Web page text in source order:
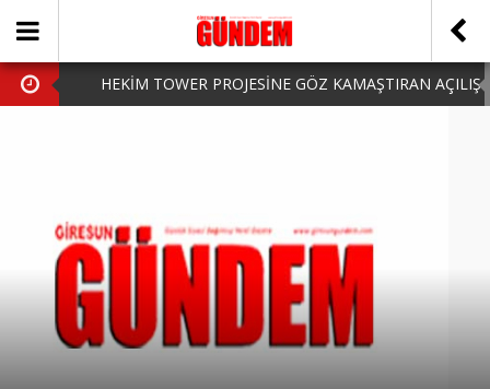
HEKİM TOWER PROJESİNE GÖZ KAMAŞTIRAN AÇILIŞ
HARUN CİCİ: VİDEOYU GÖRÜNCE GÖZLERİM DOLDU